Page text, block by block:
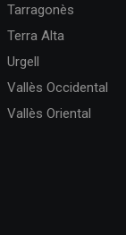
Tarragonès
Terra Alta
Urgell
Vallès Occidental
Vallès Oriental